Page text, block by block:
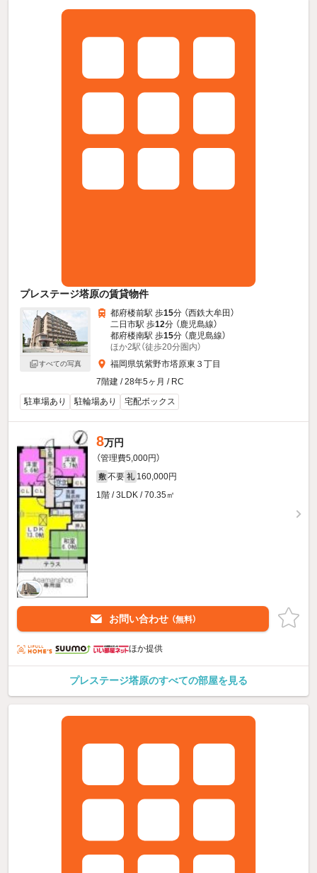
プレステージ塔原の賃貸物件
すべての写真
都府楼前駅 歩15分 （西鉄大牟田）
二日市駅 歩12分 （鹿児島線）
都府楼南駅 歩15分 （鹿児島線）
ほか2駅（徒歩20分圏内）
福岡県筑紫野市塔原東３丁目
7階建 / 28年5ヶ月 / RC
駐車場あり
駐輪場あり 宅配ボックス
8万円
（管理費5,000円）
敷 不要 礼 160,000円
1階 / 3LDK / 70.35㎡
お問い合わせ （無料）
ほか提供
プレステージ塔原のすべての部屋を見る